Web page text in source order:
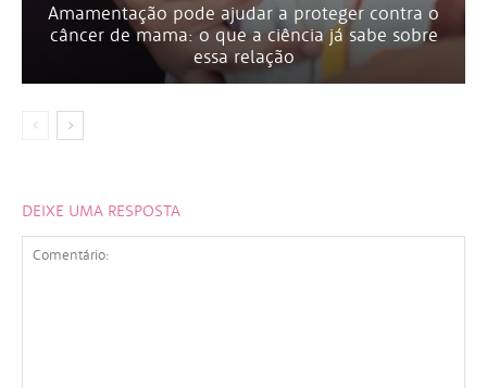
Amamentação pode ajudar a proteger contra o
câncer de mama: o que a ciência já sabe sobre
essa relação
DEIXE UMA RESPOSTA